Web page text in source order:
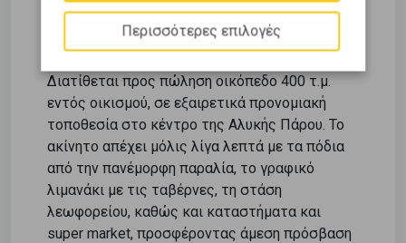
Προς Πώληση – Οικόπεδο 400 τ.μ. εντός
Διατίθεται προς πώληση οικόπεδο 400 τ.μ.
εντός οικισμού, σε εξαιρετικά προνομιακή
τοποθεσία στο κέντρο της Αλυκής Πάρου. Το
ακίνητο απέχει μόλις λίγα λεπτά με τα πόδια
από την πανέμορφη παραλία, το γραφικό
λιμανάκι με τις ταβέρνες, τη στάση
λεωφορείου, καθώς και καταστήματα και
super market, προσφέροντας άμεση πρόσβαση
Περισσότερες επιλογές